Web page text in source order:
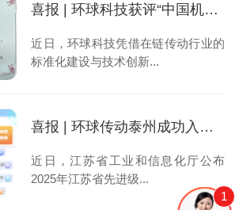
喜报 | 环球科技获评“中国机械工业标准化技术协会单位会员”
近日，环球科技凭借在链传动行业的
标准化建设与技术创新...
喜报 | 环球传动泰州成功入选2025年江苏省先进级智能工厂名单
近日，江苏省工业和信息化厅公布
2025年江苏省先进级...
1